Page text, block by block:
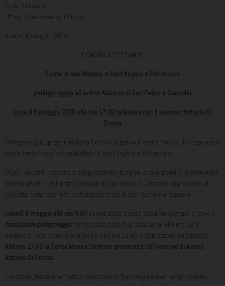
Curia Vescovile
Ufficio Comunicazioni Sociali
Acerra, 6 maggio 2023
COMUNICATO STAMPA
Festa di san Michele a Sant’Angelo a Palombara
pellegrinaggio all’antica Abbazia di San Felice a Cancello
Lunedì 8 maggio 2023 alle ore 17.00 la Messa con il vescovo Antonio Di
Donna
Pellegrinaggio, preghiera della Corona angelica e santa Messa. Tre tappe per
celebrare la festa di san Michele a Sant’Angelo a Palombara.
Dopo i lavori di restauro e adeguamento liturgico, e la riapertura al culto nello
scorso ottobre dell’antica abbazia di San Felice a Cancello, in provincia di
Caserta, torna anche la tradizionale festa di san Michele arcangelo.
Lunedì 8 maggio alle ore 8.00 partirà dalla chiesa di Santo Stefano a Cave il
tradizionale pellegrinaggioper la salita a piedi al Santuario. Alle ore 10.30
preghiera della Corona angelica e alle ore 11.00 Celebrazione eucaristica.
Alle ore 17.00 la Santa Messa Solenne presieduta dal vescovo di Acerra
Antonio Di Donna.
Tra storia, tradizione, fede, il Santuario di Sant’Angelo è un luogo di culto